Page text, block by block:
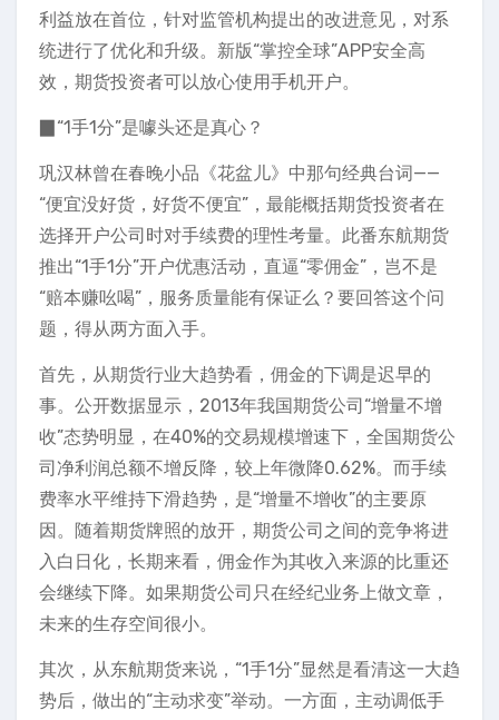
利益放在首位，针对监管机构提出的改进意见，对系
统进行了优化和升级。新版“掌控全球”APP安全高
效，期货投资者可以放心使用手机开户。
▉“1手1分”是噱头还是真心？
巩汉林曾在春晚小品《花盆儿》中那句经典台词——
“便宜没好货，好货不便宜”，最能概括期货投资者在
选择开户公司时对手续费的理性考量。此番东航期货
推出“1手1分”开户优惠活动，直逼“零佣金”，岂不是
“赔本赚吆喝”，服务质量能有保证么？要回答这个问
题，得从两方面入手。
首先，从期货行业大趋势看，佣金的下调是迟早的
事。公开数据显示，2013年我国期货公司“增量不增
收”态势明显，在40%的交易规模增速下，全国期货公
司净利润总额不增反降，较上年微降0.62%。而手续
费率水平维持下滑趋势，是“增量不增收”的主要原
因。随着期货牌照的放开，期货公司之间的竞争将进
入白日化，长期来看，佣金作为其收入来源的比重还
会继续下降。如果期货公司只在经纪业务上做文章，
未来的生存空间很小。
其次，从东航期货来说，“1手1分”显然是看清这一大趋
势后，做出的“主动求变”举动。一方面，主动调低手